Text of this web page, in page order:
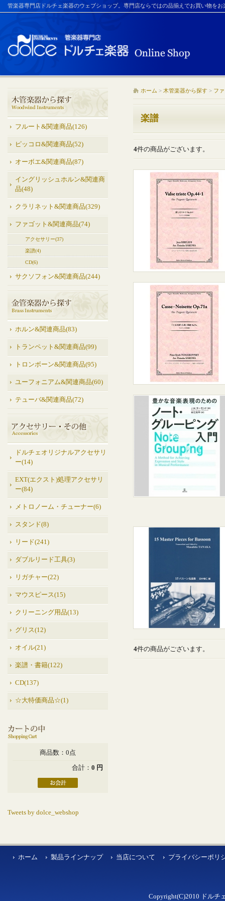
管楽器専門店ドルチェ楽器のウェブショップ。専門店ならではの品揃えでお買い物を
フルート&関連商品(126)
ピッコロ&関連商品(52)
オーボエ&関連商品(87)
イングリッシュホルン&関連商
品(48)
クラリネット&関連商品(329)
ファゴット&関連商品(74)
アクセサリー(37)
楽譜(4)
CD(6)
サクソフォン&関連商品(244)
ホルン&関連商品(83)
トランペット&関連商品(99)
トロンボーン&関連商品(95)
ユーフォニアム&関連商品(60)
テューバ&関連商品(72)
ドルチェオリジナルアクセサリ
ー(14)
EXT(エクスト)処理アクセサリ
ー(84)
メトロノーム・チューナー(6)
スタンド(8)
リード(241)
ダブルリード工具(3)
リガチャー(22)
マウスピース(15)
クリーニング用品(13)
グリス(12)
オイル(21)
楽譜・書籍(122)
CD(137)
☆大特価商品☆(1)
商品数：0点
合計： 0 円
Tweets by dolce_webshop
ホーム > 木管楽器から探す > フ
楽譜
4件の商品がございます。
4件の商品がございます。
ホーム 製品ラインナップ 当店について プライバシーポリ
Copyright(C)2010 ドルチ